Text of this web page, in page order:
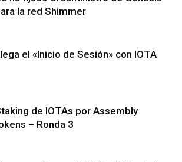
la red Shimmer
el «Inicio de Sesión» con IOTA
de IOTAs por Assembly
– Ronda 3